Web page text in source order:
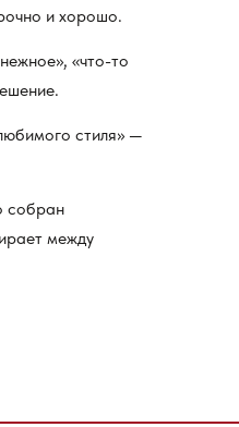
и хорошо.
«что-то
стиля» —
собран
между